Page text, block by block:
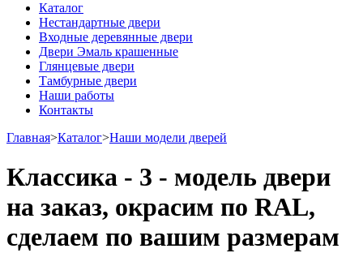
Каталог
Нестандартные двери
Входные деревянные двери
Двери Эмаль крашенные
Глянцевые двери
Тамбурные двери
Наши работы
Контакты
Главная>Каталог>Наши модели дверей
Классика - 3 - модель двери
на заказ, окрасим по RAL,
сделаем по вашим размерам